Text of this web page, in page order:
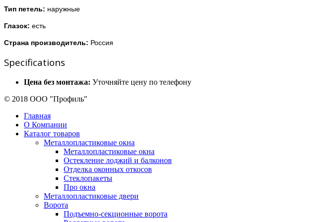
Тип петель: наружные
Глазок: есть
Страна производитель: Россия
Specifications
Цена без монтажа: Уточняйте цену по телефону
© 2018 ООО "Профиль"
Главная
О Компании
Каталог товаров
Металлопластиковые окна
Металлопластиковые окна
Остекление лоджий и балконов
Отделка оконных откосов
Стеклопакеты
Про окна
Металлопластиковые двери
Ворота
Подъемно-секционные ворота